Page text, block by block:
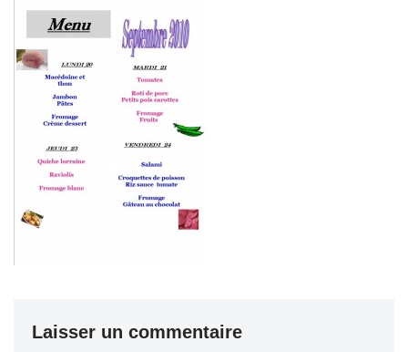
Laisser un commentaire